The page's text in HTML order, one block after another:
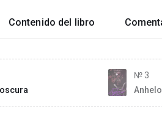
Contenido del libro
№ 3